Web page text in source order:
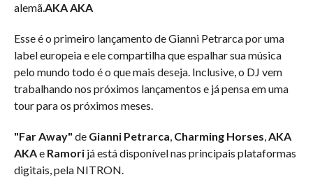
alemã.AKA AKA
Esse é o primeiro lançamento de Gianni Petrarca por uma
label europeia e ele compartilha que espalhar sua música
pelo mundo todo é o que mais deseja. Inclusive, o DJ vem
trabalhando nos próximos lançamentos e já pensa em uma
tour para os próximos meses.
"Far Away" de Gianni Petrarca, Charming Horses,AKA
AKAe Ramori já está disponível nas principais plataformas
digitais, pela NITRON.